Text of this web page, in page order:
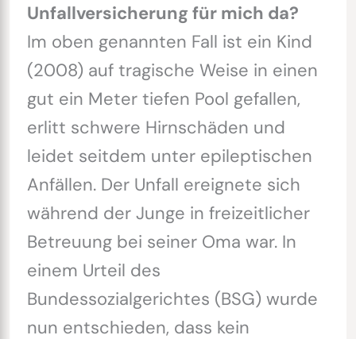
Unfallversicherung für mich da?
Im oben genannten Fall ist ein Kind
(2008) auf tragische Weise in einen
gut ein Meter tiefen Pool gefallen,
erlitt schwere Hirnschäden und
leidet seitdem unter epileptischen
Anfällen. Der Unfall ereignete sich
während der Junge in freizeitlicher
Betreuung bei seiner Oma war. In
einem Urteil des
Bundessozialgerichtes (BSG) wurde
nun entschieden, dass kein